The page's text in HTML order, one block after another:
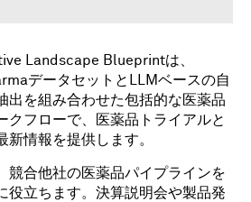
Landscape Blueprintは、
データセットとLLMベースの自
出を組み合わせた包括的な医薬品
クフローで、医薬品トライアルと
情報を提供します。
競合他社の医薬品パイプラインを
役立ちます。決算説明会や製品発